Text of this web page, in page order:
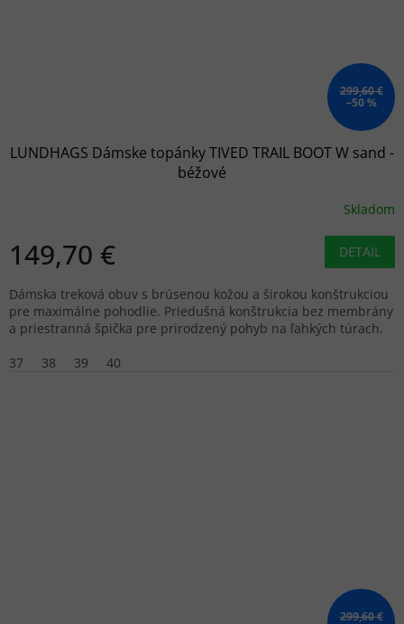
299,60 €
–50 %
LUNDHAGS Dámske topánky TIVED TRAIL BOOT W sand -
béžové
Skladom
149,70 € DETAIL
Dámska treková obuv s brúsenou kožou a širokou konštrukciou
pre maximálne pohodlie. Priedušná konštrukcia bez membrány
a priestranná špička pre prirodzený pohyb na ľahkých túrach.
37
38 39 40
299,60 €